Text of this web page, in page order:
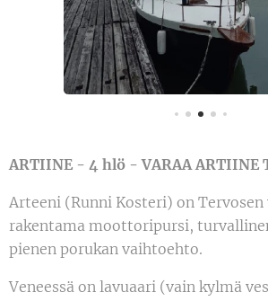
ARTIINE - 4 hlö - VARAA ARTIINE
Arteeni (Runni Kosteri) on
rakentama moottoripursi,
pienen porukan vaihtoehto.
Veneessä on lavuaari (vain kylmä